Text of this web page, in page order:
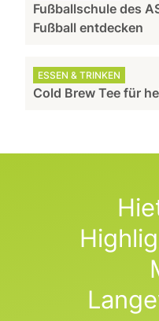
Fußballschule des
Fußball entdecken
ESSEN & TRINKEN
Cold Brew Tee für